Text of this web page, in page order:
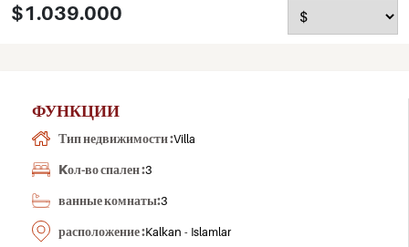
$1.039.000
ФУНКЦИИ
Тип недвижимости :Villa
Kол-во спален :3
ванные комнаты:3
расположение :Kalkan - Islamlar